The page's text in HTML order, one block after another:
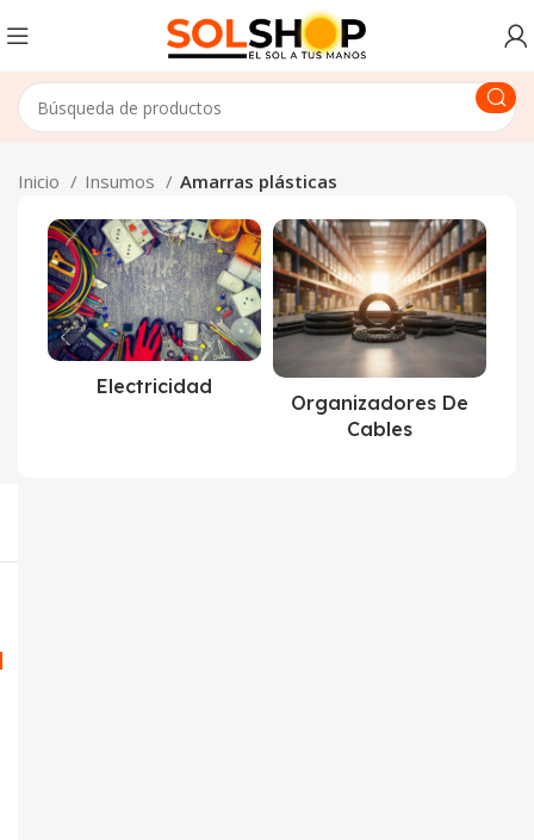
Inicio Insumos Amarras plásticas
Electricidad
Organizadores De
Cables